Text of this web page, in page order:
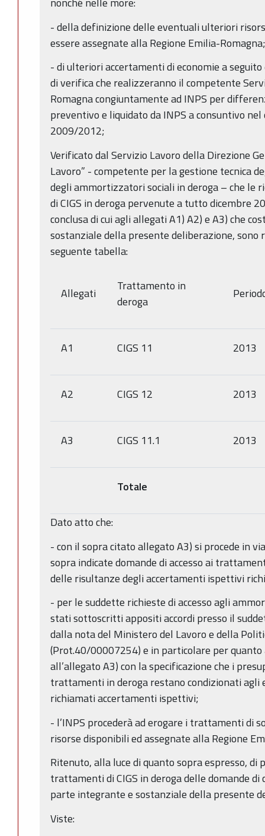
- della definizione delle eventuali ulteriori
essere assegnate alla Regione Emilia-Romagna;
- di ulteriori accertamenti di economie a
di verifica che realizzeranno il competente
Romagna congiuntamente ad INPS per
preventivo e liquidato da INPS a consuntivo
2009/2012;
Verificato dal Servizio Lavoro della Direzione
Lavoro” - competente per la gestione tecnica
degli ammortizzatori sociali in deroga – che le
di CIGS in deroga pervenute a tutto dicembre
conclusa di cui agli allegati A1) A2) e A3) che
sostanziale della presente deliberazione,
seguente tabella:
Allegati
Trattamento in
deroga
A1 CIGS 11 2013
A2 CIGS 12 2013
A3 CIGS 11.1 2013
Totale
Dato atto che:
- con il sopra citato allegato A3) si procede in
sopra indicate domande di accesso ai
delle risultanze degli accertamenti ispettivi
- per le suddette richieste di accesso agli
stati sottoscritti appositi accordi presso il
dalla nota del Ministero del Lavoro e della
(Prot.40/00007254) e in particolare per
all’allegato A3) con la specificazione che i
trattamenti in deroga restano condizionati agli
richiamati accertamenti ispettivi;
- l’INPS procederà ad erogare i trattamenti di
risorse disponibili ed assegnate alla Regione
Ritenuto, alla luce di quanto sopra espresso, di
trattamenti di CIGS in deroga delle domande di
parte integrante e sostanziale della presente
Viste: